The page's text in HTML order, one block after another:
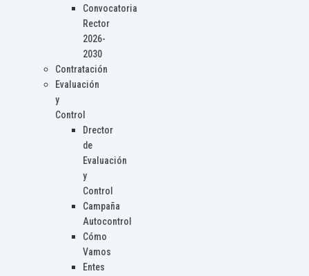
Convocatoria
Rector
2026-
2030
Contratación
Evaluación
y
Control
Drector
de
Evaluación
y
Control
Campaña
Autocontrol
Cómo
Vamos
Entes